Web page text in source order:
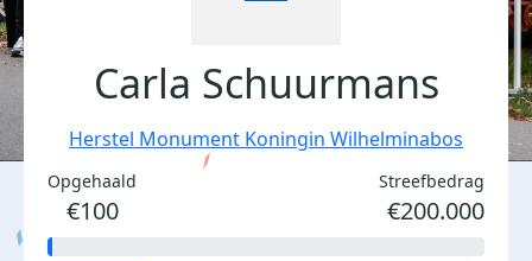
Carla Schuurmans
Herstel Monument Koningin Wilhelminabos
Opgehaald
€100
Streefbedrag
€200.000